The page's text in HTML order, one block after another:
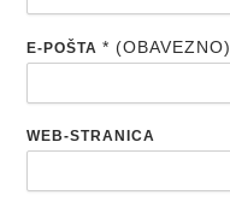
E-POŠTA* (OBAVEZNO)
WEB-STRANICA